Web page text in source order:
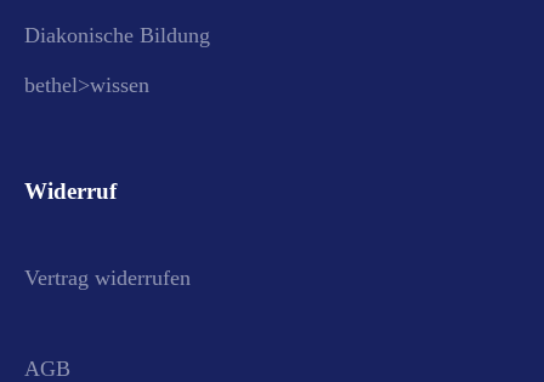
Diakonische Bildung
bethel>wissen
Widerruf
Vertrag widerrufen
AGB